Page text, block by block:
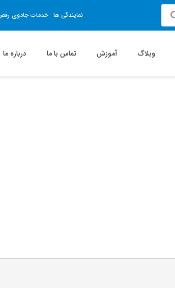
نمایندگی ها خدمات جادوی
وبلاگ آموزش تماس با ما درباره ما